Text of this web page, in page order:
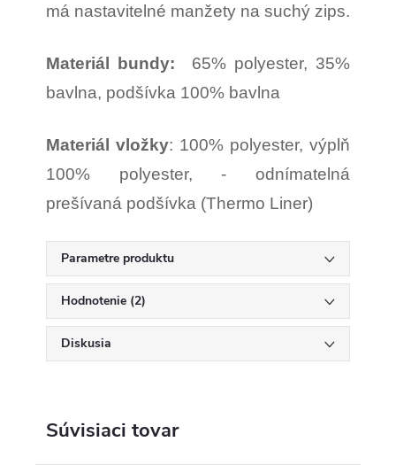
má nastavitelné manžety na suchý zips.
Materiál bundy: 65% polyester, 35%
bavlna, podšívka 100% bavlna
Materiál vložky: 100% polyester, výplň
100% polyester, - odnímatelná
prešívaná podšívka (Thermo Liner)
Parametre produktu
Hodnotenie (2)
Diskusia
Súvisiaci tovar